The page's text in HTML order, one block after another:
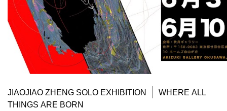
JIAOJIAO ZHENG SOLO EXHIBITION | WHERE ALL
THINGS ARE BORN